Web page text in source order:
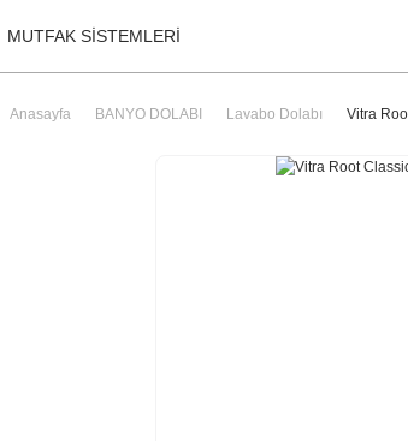
MUTFAK SİSTEMLERİ
Anasayfa BANYO DOLABI Lavabo Dolabı Vitra